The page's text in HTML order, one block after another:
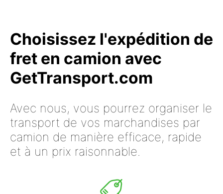
Choisissez l'expédition de
fret en camion avec
GetTransport.com
Avec nous, vous pourrez organiser le
transport de vos marchandises par
camion de manière efficace, rapide
et à un prix raisonnable.